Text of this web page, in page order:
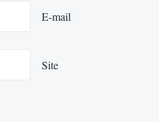
E-mail
Site